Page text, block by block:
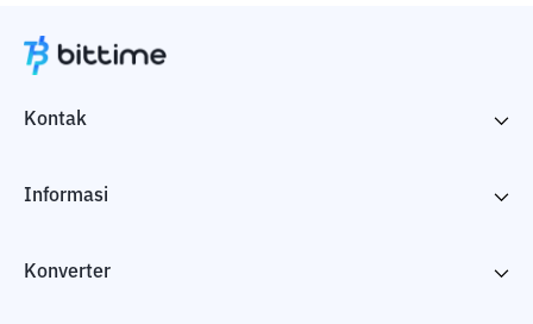
Kontak
Informasi
Konverter